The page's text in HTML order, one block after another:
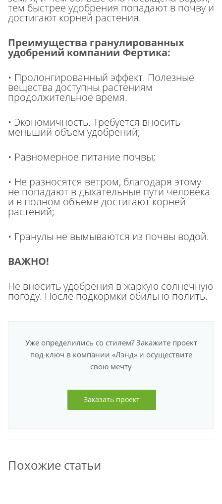
тем быстрее удобрения попадают в почву и
достигают корней растения.
Преимущества гранулированных
удобрений компании Фертика:
• Пролонгированный эффект. Полезные
вещества доступны растениям
продолжительное время.
• Экономичность. Требуется вносить
меньший объем удобрений;
• Равномерное питание почвы;
• Не разносятся ветром, благодаря этому
не попадают в дыхательные пути человека
и в полном объеме достигают корней
растений;
• Гранулы не вымываются из почвы водой.
ВАЖНО!
Не вносить удобрения в жаркую солнечную
погоду. После подкормки обильно полить.
Уже определились со стилем? Закажите проект
под ключ в компании «Лэнд» и осуществите
свою мечту
Заказать проект
Похожие статьи